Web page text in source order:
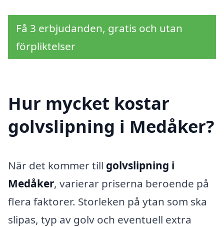
Få 3 erbjudanden, gratis och utan
förpliktelser
Hur mycket kostar
golvslipning i Medåker?
När det kommer till golvslipning i
Medåker, varierar priserna beroende på
flera faktorer. Storleken på ytan som ska
slipas, typ av golv och eventuell extra